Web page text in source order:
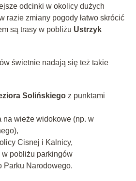
odcinki w okolicy dużych
razie zmiany pogody łatwo skrócić
są trasy w pobliżu Ustrzyk
świetnie nadają się też takie
Solińskiegoz punktami
na wieże widokowe (np. w
Cisnej i Kalnicy,
pobliżu parkingów
Parku Narodowego.